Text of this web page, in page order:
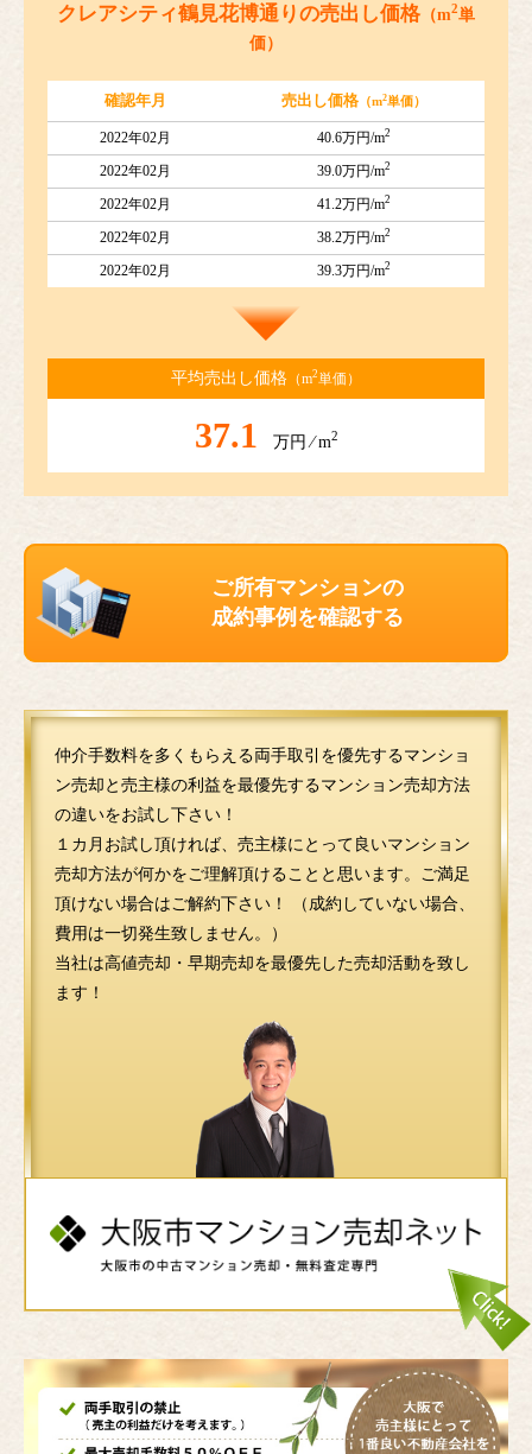
クレアシティ鶴見花博通りの売出し価格 （m2単
価）
確認年月 売出し価格（m2単価）
2022年02月 40.6万円/m2
2022年02月 39.0万円/m2
2022年02月 41.2万円/m2
2022年02月 38.2万円/m2
2022年02月 39.3万円/m2
平均売出し価格 （m2単価）
37.1 万円 ⁄ m2
ご所有マンションの
成約事例を確認する
仲介手数料を多くもらえる両手取引を優先するマンショ
ン売却と売主様の利益を最優先するマンション売却方法
の違いをお試し下さい！
１カ月お試し頂ければ、売主様にとって良いマンション
売却方法が何かをご理解頂けることと思います。ご満足
頂けない場合はご解約下さい！ （成約していない場合、
費用は一切発生致しません。）
当社は高値売却・早期売却を最優先した売却活動を致し
ます！